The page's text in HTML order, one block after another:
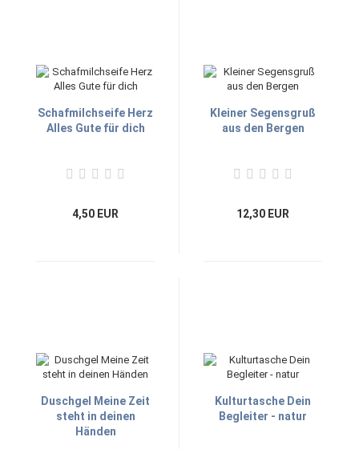
Schafmilchseife Herz
Alles Gute für dich
4,50 EUR
Kleiner Segensgruß
aus den Bergen
12,30 EUR
Duschgel Meine Zeit
steht in deinen
Händen
Kulturtasche Dein
Begleiter - natur